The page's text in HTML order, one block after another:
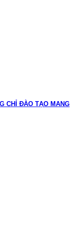
CHỈ ĐÀO TẠO MANG